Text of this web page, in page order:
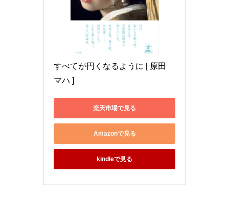
すべてが円くなるように [ 原田
マハ ]
楽天市場で見る
Amazonで見る
kindleで見る